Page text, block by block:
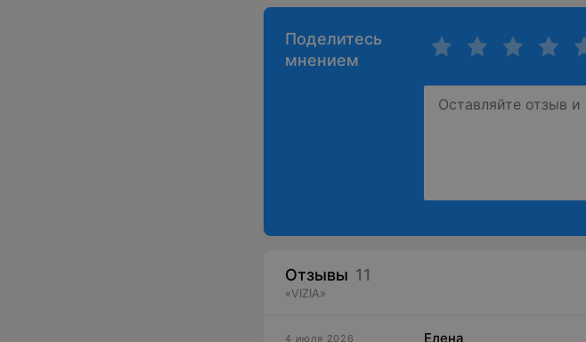
Поделитесь
мнением
Отзывы 11
«VIZIA»
4 июля 2026 Елена